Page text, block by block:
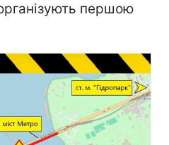
першою